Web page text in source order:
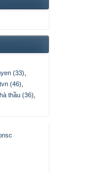
(33)
(46)
thầu (36)